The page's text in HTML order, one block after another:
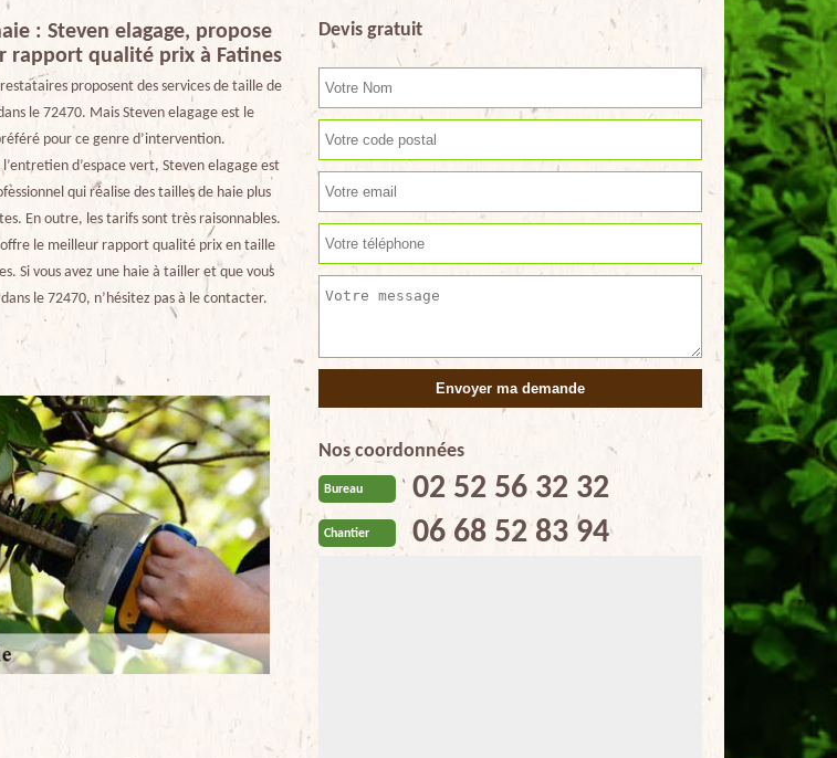
: Steven elagage, propose
rapport qualité prix à Fatines
proposent des services de taille de
le 72470. Mais Steven elagage est le
pour ce genre d’intervention.
l’entretien d’espace vert, Steven elagage est
qui réalise des tailles de haie plus
En outre, les tarifs sont très raisonnables.
le meilleur rapport qualité prix en taille
Si vous avez une haie à tailler et que vous
le 72470, n’hésitez pas à le contacter.
Devis gratuit
Nos coordonnées
Bureau 02 52 56 32 32
Chantier 06 68 52 83 94